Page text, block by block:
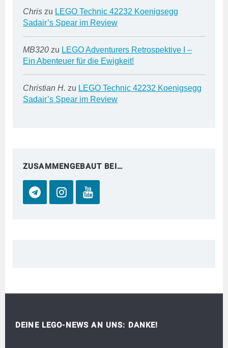
Chris zu LEGO Technic 42232 Koenigsegg
Sadair’s Spear im Review
MB320 zu LEGO Adventurers Retrospektive I –
Ein Abenteuer für die Ewigkeit!
Christian H. zu LEGO Technic 42232 Koenigsegg
Sadair’s Spear im Review
ZUSAMMENGEBAUT BEI…
DEINE LEGO-NEWS AN UNS: DANKE!